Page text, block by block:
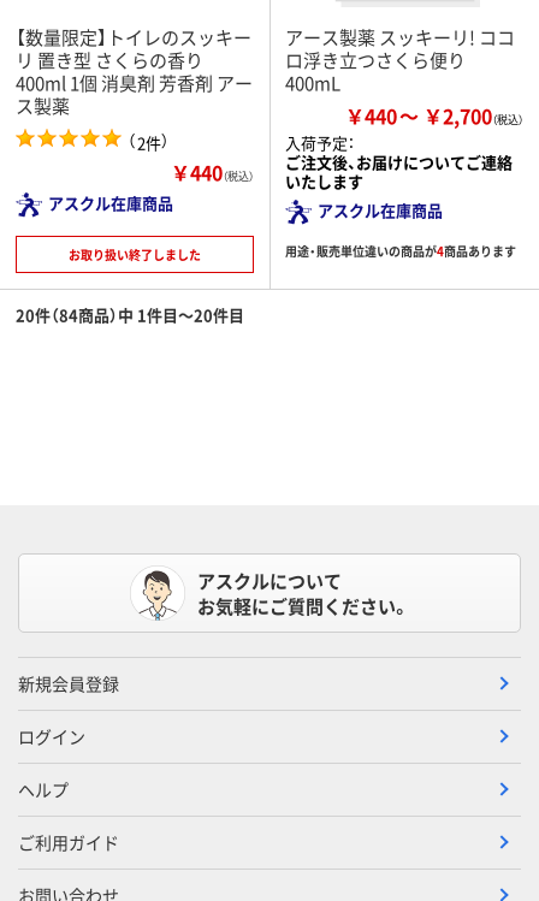
【数量限定】トイレのスッキー
リ 置き型 さくらの香り
400ml 1個 消臭剤 芳香剤 アー
ス製薬
（2件）
￥440（税込）
アスクル在庫商品
お取り扱い終了しました
アース製薬 スッキーリ! ココ
ロ浮き立つさくら便り
400mL
￥440 ￥2,700
入荷予定：
ご注文後、お届けについてご連絡
いたします
アスクル在庫商品
用途・販売単位違いの商品が4商品あります
20件（84商品）中 1件目～20件目
アスクルについて
お気軽にご質問ください。
新規会員登録
ログイン
ヘルプ
ご利用ガイド
お問い合わせ